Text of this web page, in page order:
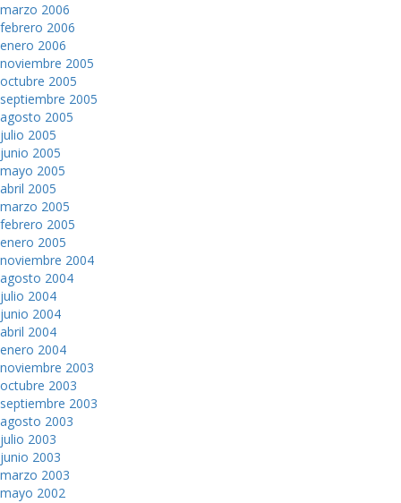
marzo 2006
febrero 2006
enero 2006
noviembre 2005
octubre 2005
septiembre 2005
agosto 2005
julio 2005
junio 2005
mayo 2005
abril 2005
marzo 2005
febrero 2005
enero 2005
noviembre 2004
agosto 2004
julio 2004
junio 2004
abril 2004
enero 2004
noviembre 2003
octubre 2003
septiembre 2003
agosto 2003
julio 2003
junio 2003
marzo 2003
mayo 2002